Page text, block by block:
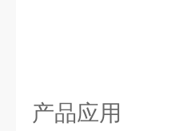
产品应用